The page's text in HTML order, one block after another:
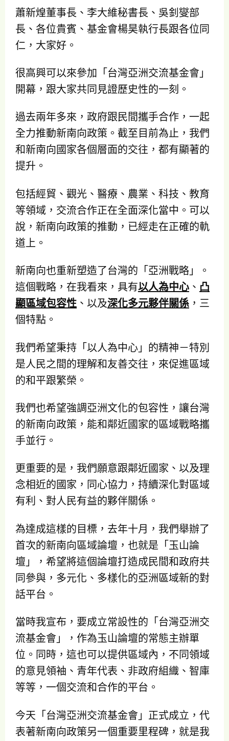
蕭新煌董事長、李大維秘書長、吳釗燮部
長、各位貴賓、基金會楊昊執行長跟各位同
仁，大家好。
很高興可以來參加「台灣亞洲交流基金會」
開幕，跟大家共同見證歷史性的一刻。
過去兩年多來，政府跟民間攜手合作，一起
全力推動新南向政策。截至目前為止，我們
和新南向國家各個層面的交往，都有顯著的
提升。
包括經貿、觀光、醫療、農業、科技、教育
等領域，交流合作正在全面深化當中。可以
說，新南向政策的推動，已經走在正確的軌
道上。
新南向也重新塑造了台灣的「亞洲戰略」。
這個戰略，在我看來，具有以人為中心 、 凸
顯區域包容性 、以及深化多元夥伴關係 ，三
個特點。
我們希望秉持「以人為中心」的精神－特別
是人民之間的理解和友善交往，來促進區域
的和平跟繁榮。
我們也希望強調亞洲文化的包容性，讓台灣
的新南向政策，能和鄰近國家的區域戰略攜
手並行。
更重要的是，我們願意跟鄰近國家、以及理
念相近的國家，同心協力，持續深化對區域
有利、對人民有益的夥伴關係。
為達成這樣的目標，去年十月，我們舉辦了
首次的新南向區域論壇，也就是「玉山論
壇」，希望將這個論壇打造成民間和政府共
同參與，多元化、多樣化的亞洲區域新的對
話平台。
當時我宣布，要成立常設性的「台灣亞洲交
流基金會」，作為玉山論壇的常態主辦單
位。同時，這也可以提供區域內，不同領域
的意見領袖、青年代表、非政府組織、智庫
等等，一個交流和合作的平台。
今天「台灣亞洲交流基金會」正式成立，代
表著新南向政策另一個重要里程碑，就是我